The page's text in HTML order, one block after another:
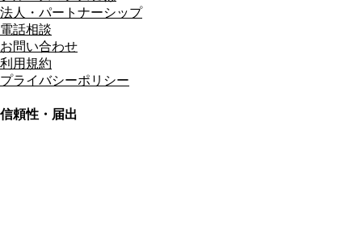
法人・パートナーシップ
電話相談
お問い合わせ
利用規約
プライバシーポリシー
信頼性・届出